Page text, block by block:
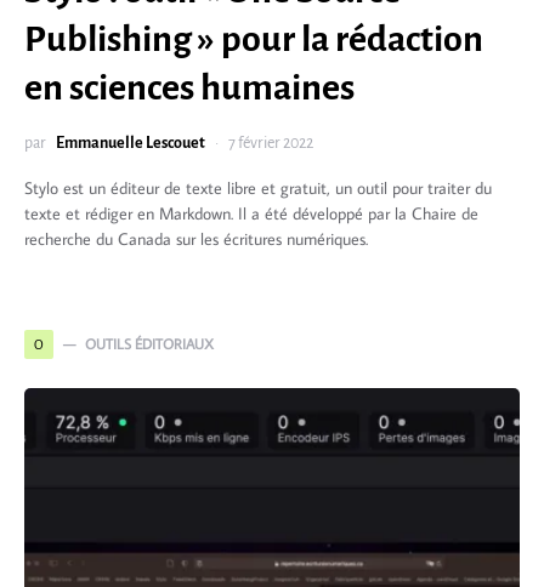
Publishing » pour la rédaction
en sciences humaines
par Emmanuelle Lescouet 7 février 2022
Stylo est un éditeur de texte libre et gratuit, un outil pour traiter du
texte et rédiger en Markdown. Il a été développé par la Chaire de
recherche du Canada sur les écritures numériques.
O OUTILS ÉDITORIAUX